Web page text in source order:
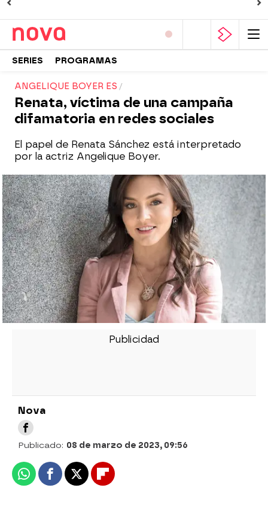
SERIES PROGRAMAS
ANGELIQUE BOYER ES
Renata, víctima de una campaña
difamatoria en redes sociales
El papel de Renata Sánchez está interpretado
por la actriz Angelique Boyer.
Nova
Publicado: 08 de marzo de 2023, 09:56
WhatsappFacebook
X Flipboard